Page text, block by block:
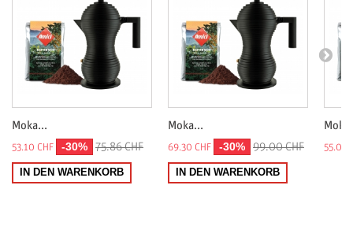
Moka...
53.10 CHF -30% 75.86 CHF
IN DEN WARENKORB
Moka...
69.30 CHF -30% 99.00 CHF
IN DEN WARENKORB
55.04